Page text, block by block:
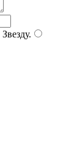
Звезду.